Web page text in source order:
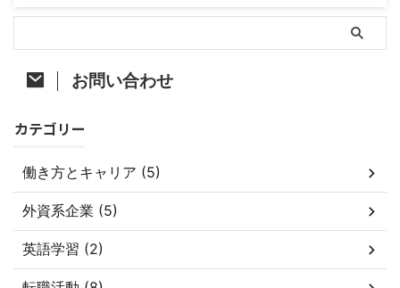
お問い合わせ
カテゴリー
働き方とキャリア (5)
外資系企業 (5)
英語学習 (2)